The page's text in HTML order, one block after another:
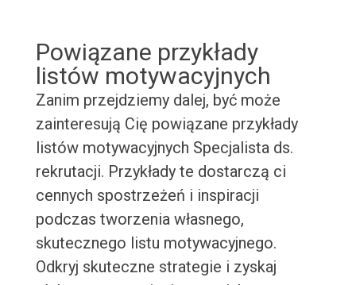
Powiązane przykłady
listów motywacyjnych
Zanim przejdziemy dalej, być może
zainteresują Cię powiązane przykłady
listów motywacyjnych Specjalista ds.
rekrutacji. Przykłady te dostarczą ci
cennych spostrzeżeń i inspiracji
podczas tworzenia własnego,
skutecznego listu motywacyjnego.
Odkryj skuteczne strategie i zyskaj